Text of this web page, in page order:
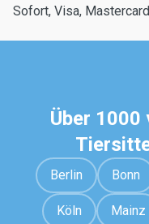
Sofort, Visa,
Über
Berlin Bonn
Köln Mainz